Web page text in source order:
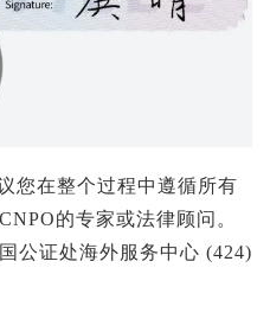
您在整个过程中遵循所有
的专家或法律顾问。
公证处海外服务中心 (424)